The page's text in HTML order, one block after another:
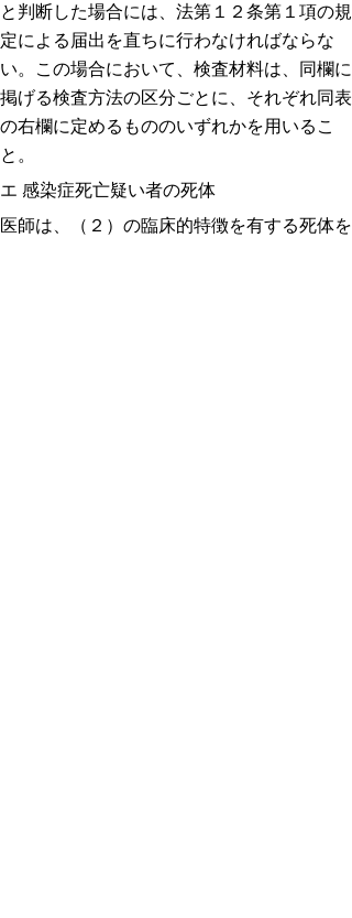
と判断した場合には、法第１２条第１項の規
定による届出を直ちに行わなければならな
い。この場合において、検査材料は、同欄に
掲げる検査方法の区分ごとに、それぞれ同表
の右欄に定めるもののいずれかを用いるこ
と。
エ 感染症死亡疑い者の死体
医師は、（２）の臨床的特徴を有する死体を